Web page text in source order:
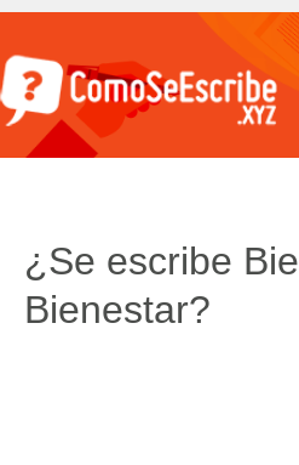
¿Se escribe
Bienestar?